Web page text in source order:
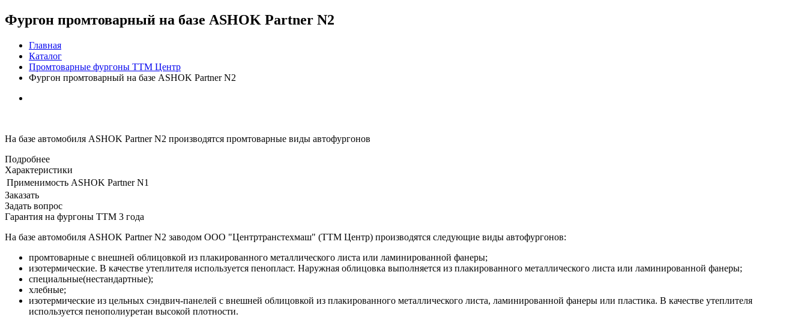
Фургон промтоварный на базе ASHOK Partner N2
Главная
Каталог
Промтоварные фургоны ТТМ Центр
Фургон промтоварный на базе ASHOK Partner N2
На базе автомобиля ASHOK Partner N2 производятся промтоварные виды автофургонов
Подробнее
Характеристики
Применимость ASHOK Partner N1
Заказать
Задать вопрос
Гарантия на фургоны ТТМ 3 года
На базе автомобиля ASHOK Partner N2 заводом ООО "Центртранстехмаш" (ТТМ Центр) производятся следующие виды автофургонов:
промтоварные с внешней облицовкой из плакированного металлического листа или ламинированной фанеры;
изотермические. В качестве утеплителя используется пенопласт. Наружная облицовка выполняется из плакированного металлического листа или ламинированной фанеры;
специальные(нестандартные);
хлебные;
изотермические из цельных сэндвич-панелей с внешней облицовкой из плакированного металлического листа, ламинированной фанеры или пластика. В качестве утеплителя
используется пенополиуретан высокой плотности.